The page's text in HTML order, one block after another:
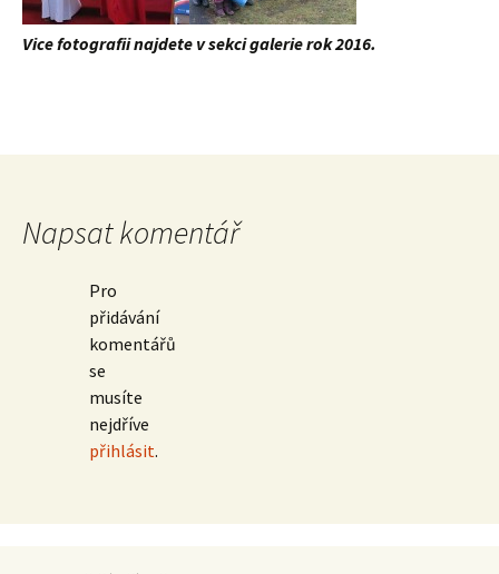
Vice fotografii najdete v sekci galerie rok 2016.
Napsat komentář
Pro
přidávání
komentářů
se
musíte
nejdříve
přihlásit.